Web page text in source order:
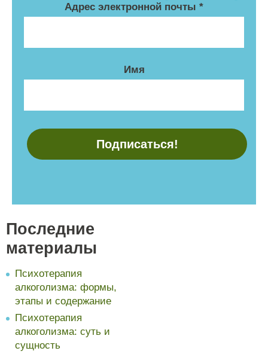
Адрес электронной почты *
Имя
Последние
материалы
Психотерапия
алкоголизма: формы,
этапы и содержание
Психотерапия
алкоголизма: суть и
сущность